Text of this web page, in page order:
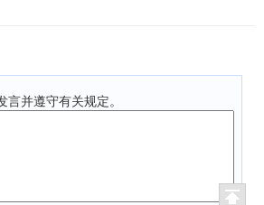
形式，小数点的位数根据所要求的精
免出现空白组（即没有变量值的组）
个数据中，假定将最小值改为94，最
并遵守有关规定。